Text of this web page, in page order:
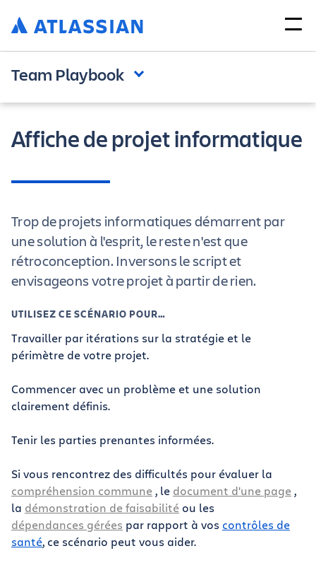
Team Playbook
Affiche de projet informatique
Trop de projets informatiques démarrent par
une solution à l'esprit, le reste n'est que
rétroconception. Inversons le script et
envisageons votre projet à partir de rien.
UTILISEZ CE SCÉNARIO POUR…
Travailler par itérations sur la stratégie et le
périmètre de votre projet.
Commencer avec un problème et une solution
clairement définis.
Tenir les parties prenantes informées.
Si vous rencontrez des difficultés pour évaluer la
compréhension commune, le document d'une page,
la démonstration de faisabilité ou les
dépendances gérées par rapport à vos contrôles de
santé, ce scénario peut vous aider.